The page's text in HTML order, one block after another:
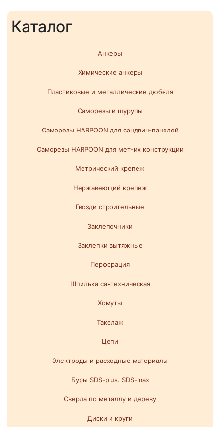
Каталог
Анкеры
Химические анкеры
Пластиковые и металлические дюбеля
Саморезы и шурупы
Саморезы HARPOON для сэндвич-панелей
Саморезы HARPOON для мет-их конструкции
Метрический крепеж
Нержавеющий крепеж
Гвозди строительные
Заклепочники
Заклепки вытяжные
Перфорация
Шпилька сантехническая
Хомуты
Такелаж
Цепи
Электроды и расходные материалы
Буры SDS-plus. SDS-max
Сверла по металлу и дереву
Диски и круги